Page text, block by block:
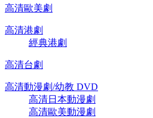
高清歐美劇
高清港劇
經典港劇
高清台劇
高清動漫劇/幼教 DVD
高清日本動漫劇
高清歐美動漫劇